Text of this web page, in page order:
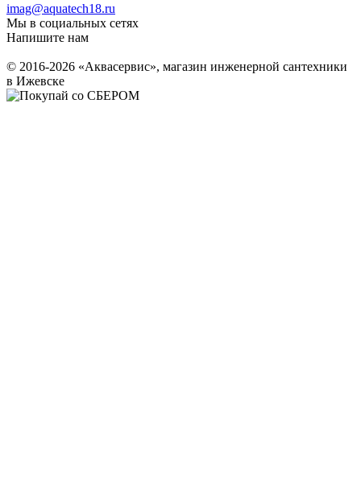
imag@aquatech18.ru
Мы в социальных сетях
Напишите нам
© 2016-2026 «Аквасервис», магазин инженерной сантехники
в Ижевске